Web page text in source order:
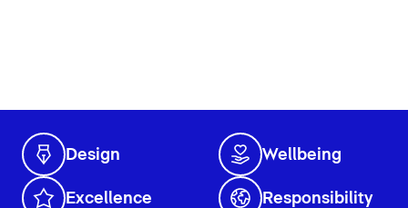
Design Wellbeing
Excellence Responsibility